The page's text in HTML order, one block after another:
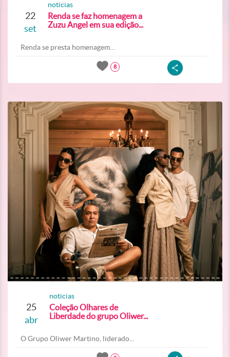
22
set
noticias
Renda se faz homenagem a
Zuzu Angel em sua edição...
Renda se presta homenagem...
8
25
abr
noticias
Coleção Olhares de
Liberdade do grupo Oliwer...
O Grupo Oliwer Martino, liderado...